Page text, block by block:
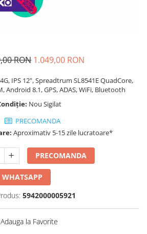
BRANDURI
RON 1.049,00 RON
IPS 12", Spreadtrum SL8541E QuadCore,
Android 8.1, GPS, ADAS, WiFi, Bluetooth
Nou Sigilat
PRECOMANDA
Aproximativ 5-15 zile lucratoare*
PRECOMANDA
5942000005921
Adauga la Favorite